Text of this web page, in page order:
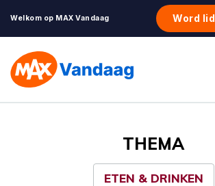
Welkom op MAX Vandaag Word lid
THEMA
ETEN & DRINKEN